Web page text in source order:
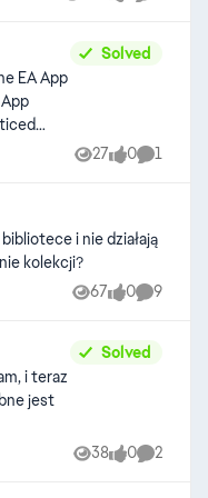
w pełni
EA App
Solved
27
Views 0
likes 1
Comment
i nie działają
na odzyskanie kolekcji?
67
Views 0
likes 9
i teraz
jest
Solved
38
Views 0
likes 2